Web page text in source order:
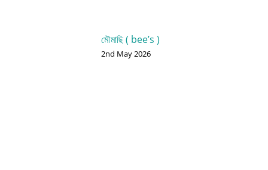
মৌমাছি ( bee’s )
2nd May 2026